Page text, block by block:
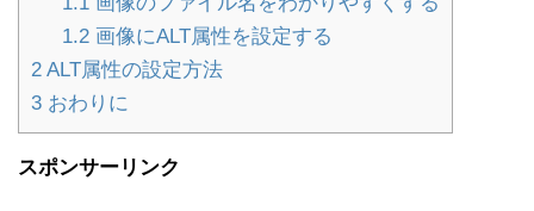
1.2画像にALT属性を設定する
2 ALT属性の設定方法
3 おわりに
スポンサーリンク